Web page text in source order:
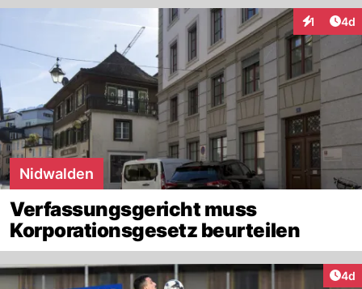
1 4d
Nidwalden
Verfassungsgericht muss
Korporationsgesetz beurteilen
4d